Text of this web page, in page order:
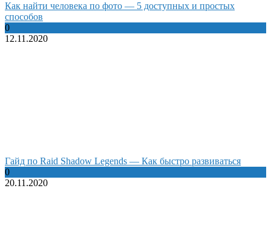
Как найти человека по фото — 5 доступных и простых
способов
0
12.11.2020
Гайд по Raid Shadow Legends — Как быстро развиваться
0
20.11.2020